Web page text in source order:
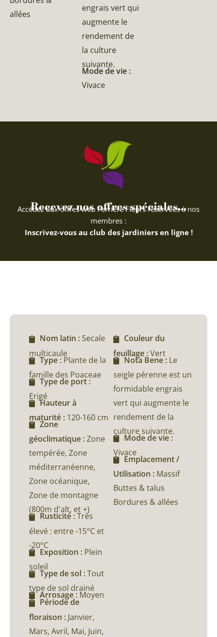
allées
engrais vert qui
augmente le
rendement de
la culture
suivante.
Mode de vie :
Vivace
Recevez nos offres spéciales...
Accédez aux offres web Ferriere Fleurs réservées à nos
membres :
Inscrivez-vous au club des jardiniers en ligne !
Nom latin :Secale
multicaule
Type :Plante de la
famille des Poaceae
Type de port :
Erigé
Hauteur à
maturité : 120-160 cm
Zone
géoclimatique :Zone
tempérée, Zone
méditerranéenne,
Zone océanique,
Zone de montagne
(800m d'alt, et +)
Rusticité :Très
élevé : entre -15°C et
-20°C
Exposition : Plein
soleil
Type de sol :Tout
type de sol drainé
Arrosage : Moyen
Période de
floraison : Janvier,
Mars, Avril, Mai, Juin,
Couleur du
feuillage :Vert
Nota Bene : Le
seigle pérenne est un
formidable engrais
vert qui augmente le
rendement de la
culture suivante.
Mode de vie :
Vivace
Emplacement /
Utilisation : Massif
Buttes & talus
Bordures & allées